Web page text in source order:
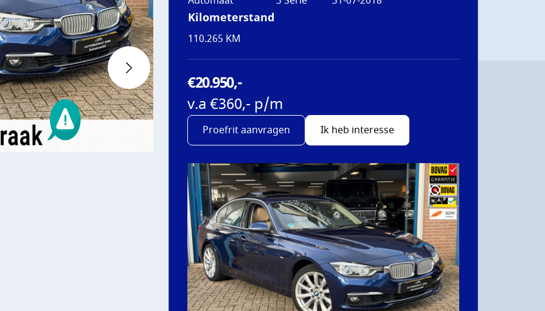
Kilometerstand
110.265 KM
€20.950,-
v.a €360,- p/m
Proefrit aanvragen Ik heb interesse